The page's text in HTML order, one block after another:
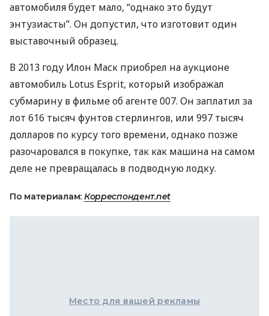
автомобиля будет мало, “однако это будут
энтузиасты”. Он допустил, что изготовит один
выставочный образец.
В 2013 году Илон Маск приобрел на аукционе
автомобиль Lotus Esprit, который изображал
субмарину в фильме об агенте 007. Он заплатил за
лот 616 тысяч фунтов стерлингов, или 997 тысяч
долларов по курсу того времени, однако позже
разочаровался в покупке, так как машина на самом
деле не превращалась в подводную лодку.
По материалам: Корреспондент.net
Место для вашей рекламы